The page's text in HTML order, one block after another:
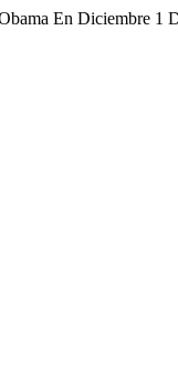
En Diciembre 1